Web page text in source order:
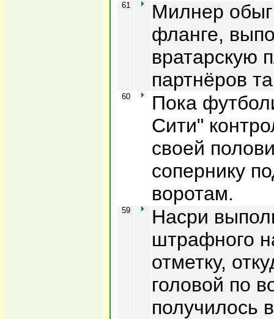
61
Милнер
фланге,
вратарскую
партнёров
60
Пока
Сити"
своей
сопернику
воротам.
59
Насри
штрафного
отметку,
головой по
получилось